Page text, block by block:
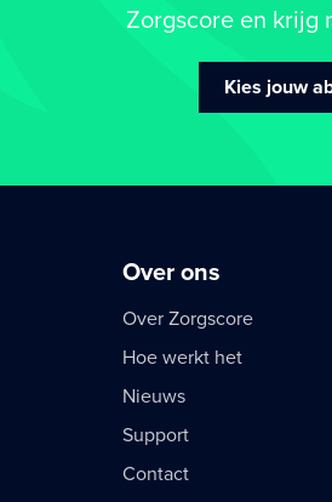
Zorgscore en krijg
Kies jouw
Over ons
Over Zorgscore
Hoe werkt het
Nieuws
Support
Contact